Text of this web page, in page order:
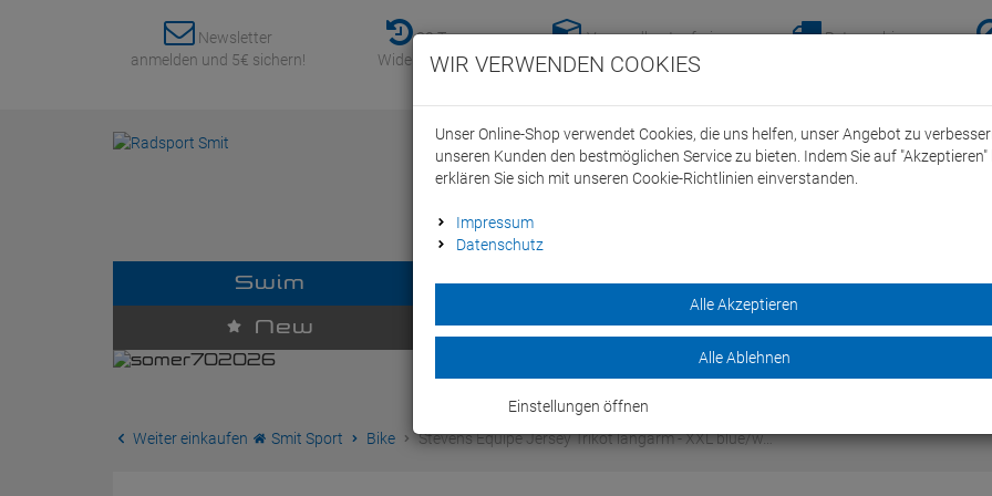
Newsletter
anmelden und 5€ sichern!
30 Tage
Widerrufsrecht
Versandkostenfreie-
Lieferung nach
Retoure hier
Swim Dein Swim Team Bike
New Marken Sale
Weiter einkaufen Smit Sport Bike Stevens Equipe Jersey Trikot langarm - XXL blue/w…
WIR VERWENDEN COOKIES
Unser Online-Shop verwendet Cookies, die uns helfen, unser Angebot zu
unseren Kunden den bestmöglichen Service zu bieten. Indem Sie auf "Akzeptieren"
erklären Sie sich mit unseren Cookie-Richtlinien einverstanden.
Impressum
Datenschutz
Alle Akzeptieren
Alle Ablehnen
Einstellungen öffnen